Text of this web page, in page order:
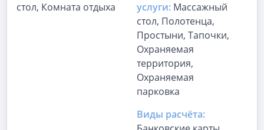
стол, Комната отдыха
услуги: Массажный
стол, Полотенца,
Простыни, Тапочки,
Охраняемая
территория,
Охраняемая
парковка
Виды расчёта: